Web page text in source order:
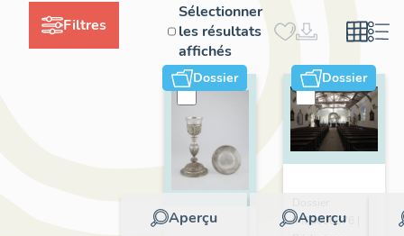
Filtres
Sélectionner
les résultats
affichés
Dossier
Aperçu
Dossier
Aperçu
IM85000676 |